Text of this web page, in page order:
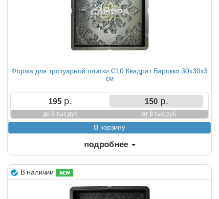
Форма для тротуарной плитки С10 Квадрат Барокко 30х30х3
см
195 р.
до 8 тыс.руб
150р.
от 8 тыс.руб
подробнее
В наличии